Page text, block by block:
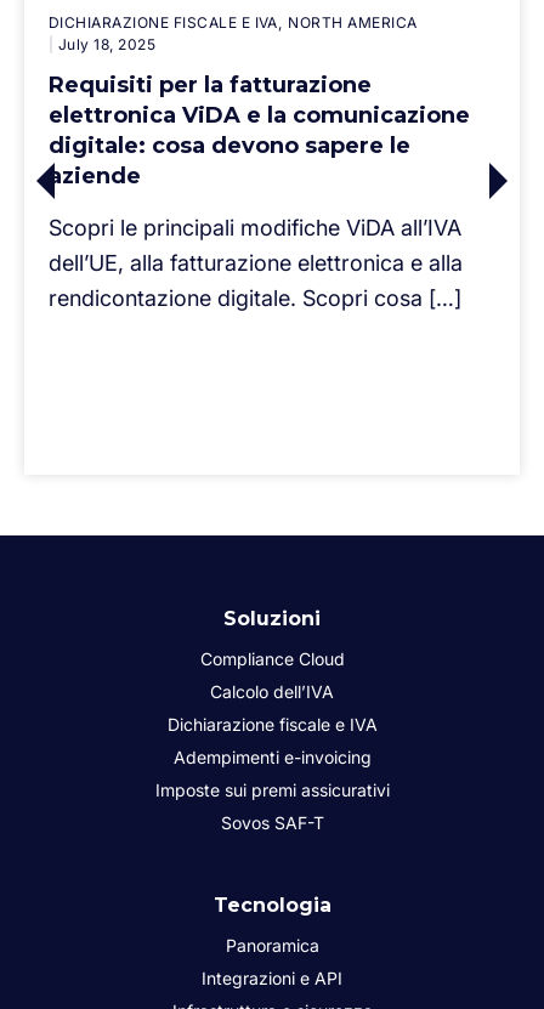
DICHIARAZIONE FISCALE E IVA
NORTH AMERICA
July 18, 2025
Requisiti per la fatturazione
elettronica ViDA e la comunicazione
digitale: cosa devono sapere le
aziende
Scopri le principali modifiche ViDA all’IVA
dell’UE, alla fatturazione elettronica e alla
rendicontazione digitale. Scopri cosa […]
Soluzioni
Compliance Cloud
Calcolo dell’IVA
Dichiarazione fiscale e IVA
Adempimenti e-invoicing
Imposte sui premi assicurativi
Sovos SAF-T
Tecnologia
Panoramica
Integrazioni e API